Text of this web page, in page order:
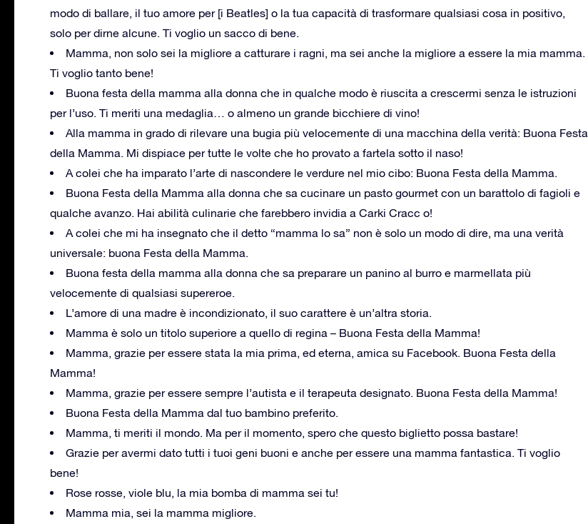
modo di ballare, il tuo amore per [i Beatles] o la tua capacità di trasformare qualsiasi cosa in positivo,
solo per dirne alcune. Ti voglio un sacco di bene.
Mamma, non solo sei la migliore a catturare i ragni, ma sei anche la migliore a essere la mia mamma.
Ti voglio tanto bene!
Buona festa della mamma alla donna che in qualche modo è riuscita a crescermi senza le istruzioni
per l’uso. Ti meriti una medaglia… o almeno un grande bicchiere di vino!
Alla mamma in grado di rilevare una bugia più velocemente di una macchina della verità: Buona Festa
della Mamma. Mi dispiace per tutte le volte che ho provato a fartela sotto il naso!
A colei che ha imparato l’arte di nascondere le verdure nel mio cibo: Buona Festa della Mamma.
Buona Festa della Mamma alla donna che sa cucinare un pasto gourmet con un barattolo di fagioli e
qualche avanzo. Hai abilità culinarie che farebbero invidia a Carki Cracc o!
A colei che mi ha insegnato che il detto “mamma lo sa” non è solo un modo di dire, ma una verità
universale: buona Festa della Mamma.
Buona festa della mamma alla donna che sa preparare un panino al burro e marmellata più
velocemente di qualsiasi supereroe.
L’amore di una madre è incondizionato, il suo carattere è un’altra storia.
Mamma è solo un titolo superiore a quello di regina – Buona Festa della Mamma!
Mamma, grazie per essere stata la mia prima, ed eterna, amica su Facebook. Buona Festa della
Mamma!
Mamma, grazie per essere sempre l’autista e il terapeuta designato. Buona Festa della Mamma!
Buona Festa della Mamma dal tuo bambino preferito.
Mamma, ti meriti il mondo. Ma per il momento, spero che questo biglietto possa bastare!
Grazie per avermi dato tutti i tuoi geni buoni e anche per essere una mamma fantastica. Ti voglio
bene!
Rose rosse, viole blu, la mia bomba di mamma sei tu!
Mamma mia, sei la mamma migliore.